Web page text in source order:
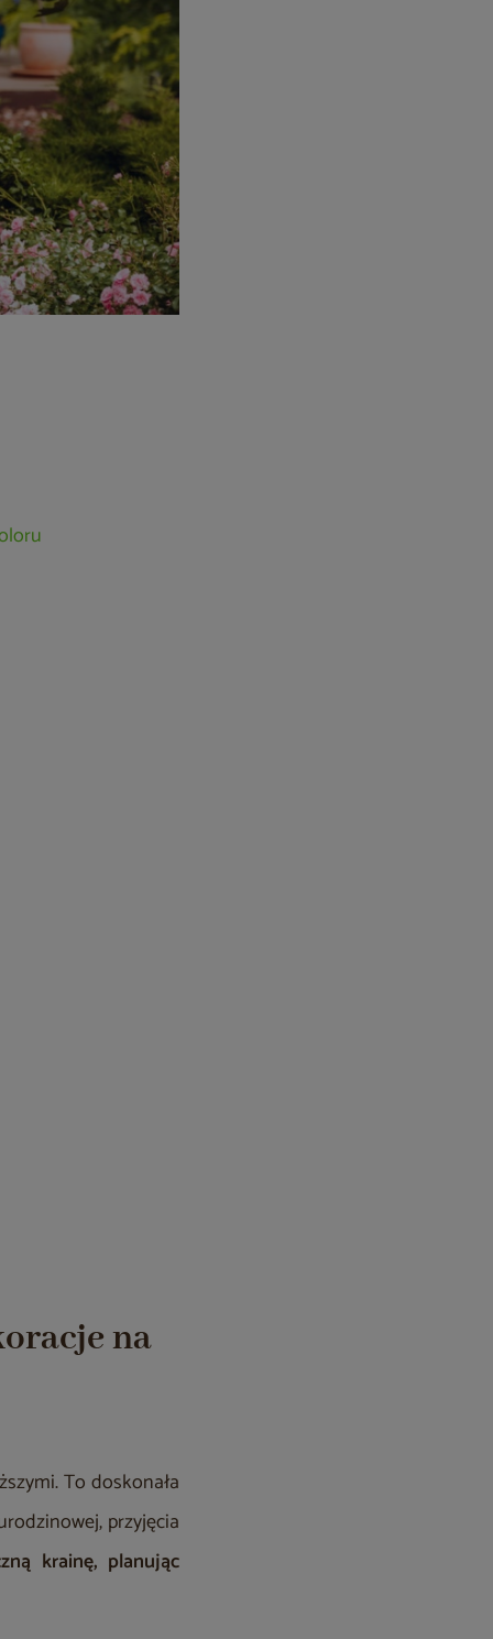
na
To doskonała
przyjęcia
krainę, planując